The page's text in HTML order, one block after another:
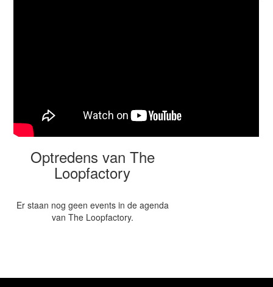
Optredens van The
Loopfactory
Er staan nog geen events in de agenda
van The Loopfactory.